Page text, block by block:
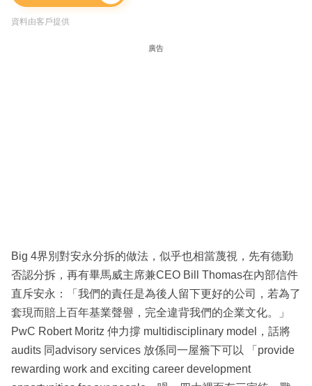
資料由客戶提供
廣告
Big 4界別對安永分拆的做法，似乎也相當蔑視，先有德勤
否認分拆，再有畢馬威主席兼CEO Bill Thomas在內部信件
直斥安永：「我們的責任是為後人留下更好的公司，若為了
套現而賠上百年基業聲譽，完全違背我們的企業文化。」
PwC Robert Moritz 仲力撐 multidisciplinary model，話將
audits 同advisory services 放係同一屋簷下可以 「provide
rewarding work and exciting career development